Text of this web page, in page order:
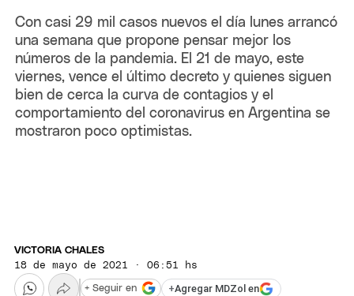
Con casi 29 mil casos nuevos el día lunes arrancó
una semana que propone pensar mejor los
números de la pandemia. El 21 de mayo, este
viernes, vence el último decreto y quienes siguen
bien de cerca la curva de contagios y el
comportamiento del coronavirus en Argentina se
mostraron poco optimistas.
VICTORIA CHALES
18 de mayo de 2021 · 06:51 hs
+Agregar MDZol en
+ Seguir en